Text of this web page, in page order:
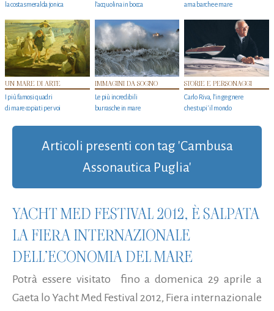
la costa smeralda jonica
l’acquolina in bocca
ama barche e mare
UN MARE DI ARTE
I più famosi quadri
di mare copiati per voi
IMMAGINI DA SOGNO
Le più incredibili
burrasche in mare
STORIE E PERSONAGGI
Carlo Riva, l’ingegnere
che stupi' il mondo
Articoli presenti con tag 'Cambusa
Assonautica Puglia'
YACHT MED FESTIVAL 2012, È SALPATA
LA FIERA INTERNAZIONALE
DELL’ECONOMIA DEL MARE
Potrà essere visitato fino a domenica 29 aprile a
Gaeta lo Yacht Med Festival 2012, Fiera internazionale